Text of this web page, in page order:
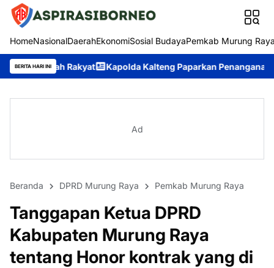
HomeNasionalDaerahEkonomiSosial BudayaPemkab Murung
BERITA HARI INIKapolda Kalteng Paparkan Penanganan Karhutla,
Ad
Beranda DPRD Murung Raya Pemkab Murung Raya
Tanggapan Ketua DPRD
Kabupaten Murung Raya
tentang Honor kontrak yang di